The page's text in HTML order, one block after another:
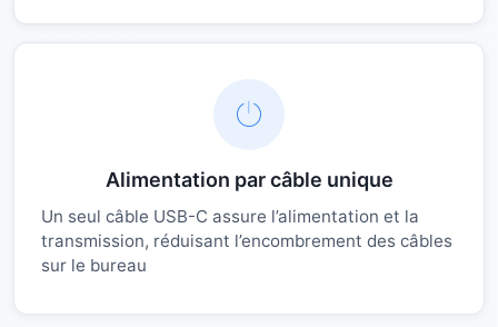
Alimentation par câble unique
Un seul câble USB-C assure l’alimentation et la
transmission, réduisant l’encombrement des câbles
sur le bureau